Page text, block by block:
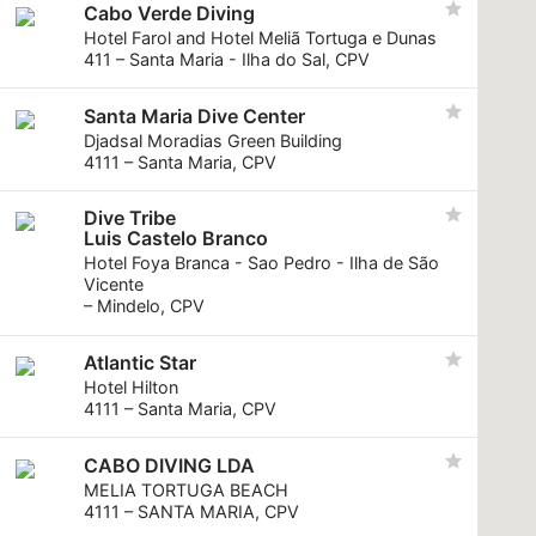
Cabo Verde Diving
Hotel Farol and Hotel Meliã Tortuga e Dunas
411 – Santa Maria - Ilha do Sal, CPV
Santa Maria Dive Center
Djadsal Moradias Green Building
4111 – Santa Maria, CPV
Dive Tribe
Luis Castelo Branco
Hotel Foya Branca - Sao Pedro - Ilha de São
Vicente
– Mindelo, CPV
Atlantic Star
Hotel Hilton
4111 – Santa Maria, CPV
CABO DIVING LDA
MELIA TORTUGA BEACH
4111 – SANTA MARIA, CPV